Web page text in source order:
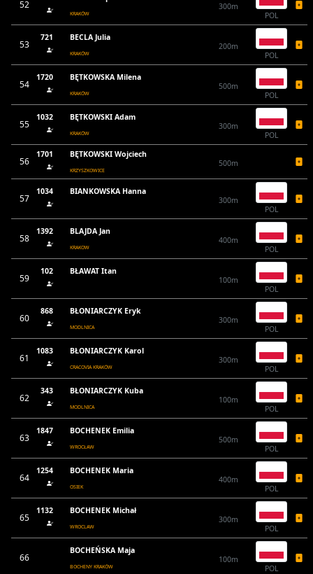
52
KRAKÓW
300m
POL
53
721 BECLA Julia
KRAKÓW
200m
POL
54
1720 BĘTKOWSKA Milena
KRAKÓW
500m
POL
55
1032 BĘTKOWSKI Adam
KRAKÓW
300m
POL
56
1701 BĘTKOWSKI Wojciech
KRZYSZKOWICE
500m
57
1034
BIANKOWSKA Hanna
300m
POL
58
1392 BLAJDA Jan
KRAKOW
400m
POL
59
102
BŁAWAT Itan
100m
POL
60
868 BŁONIARCZYK Eryk
MODLNICA
300m
POL
61
1083 BŁONIARCZYK Karol
CRACOVIA KRAKÓW
300m
POL
62
343 BŁONIARCZYK Kuba
MODLNICA
100m
POL
63
1847 BOCHENEK Emilia
WROCŁAW
500m
POL
64
1254 BOCHENEK Maria
OSIEK
400m
POL
65
1132 BOCHENEK Michał
WROCLAW
300m
POL
66
BOCHEŃSKA Maja
BOCHENY KRAKÓW
100m
POL